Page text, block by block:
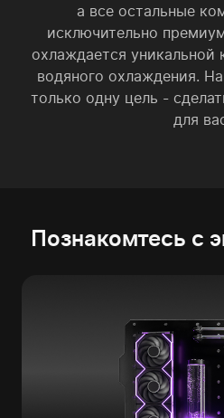
а все остальные
исключительно
охлаждается уникальной
водяного охлаждения.
только одну цель -
для
Познакомтесь с